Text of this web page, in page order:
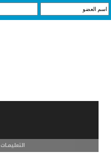
التعليمـــات